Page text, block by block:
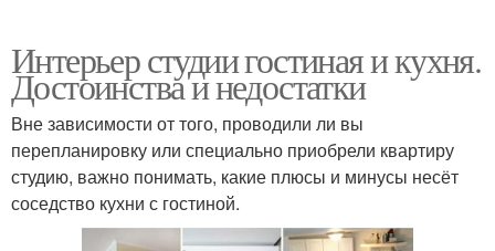
Интерьер студии гостиная и кухня.
Достоинства и недостатки
Вне зависимости от того, проводили ли вы
перепланировку или специально приобрели квартиру
студию, важно понимать, какие плюсы и минусы несёт
соседство кухни с гостиной.